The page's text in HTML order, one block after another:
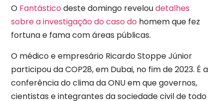
O Fantástico deste domingo reveloudetalhes
sobre a investigação do caso do homemque fez
fortuna e fama com áreas públicas.
O médico e empresário Ricardo Stoppe Júnior
participou da COP28, em Dubai, no fim de 2023. É a
conferência do clima da ONU em que governos,
cientistas e integrantes da sociedade civil de todo